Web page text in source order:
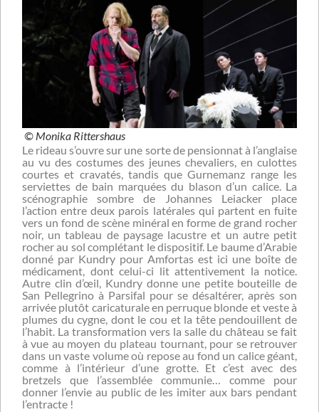
© Monika Rittershaus
Le rideau s’ouvre sur une sorte de pensionnat à l’anglaise
au vu des costumes des jeunes chevaliers, en culottes
courtes et cravatés, tandis que Gurnemanz range les
serviettes de bain marquées du blason d’un calice. La
scénographie sombre de Johannes Leiacker place
l’action entre deux parois latérales qui partent en fuite
vers un fond de scène minéral en forme de grand rocher
noir, un tableau de paysage lacustre et un autre petit
rocher au sol complétant le dispositif. Le baume d’Arabie
donné par Kundry pour Amfortas est ici une boîte de
médicament, dont celui-ci lit attentivement la notice.
Autre clin d’œil, Kundry donne une petite bouteille de
San Pellegrino à Parsifal pour se désaltérer, après son
arrivée plutôt caricaturale en perruque blonde et veste à
plumes du cygne, dont le cou et la tête pendouillent de
l’habit. La transformation vers la salle du château se fait
à vue au moyen du plateau tournant, pour se retrouver
dans un vaste volume où repose au fond un calice géant,
comme à l’intérieur d’une grotte. Et c’est avec des
bretzels que l’assemblée communie… comme pour
donner l’envie au public de les imiter aux bars pendant
l’entracte !